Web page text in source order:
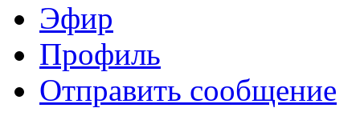
Эфир
Профиль
Отправить сообщение